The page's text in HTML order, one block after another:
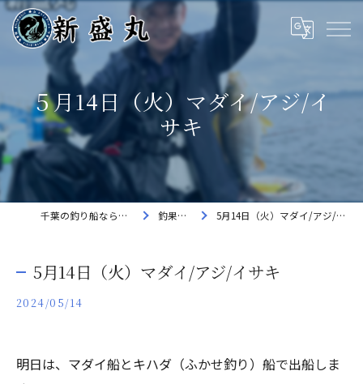
５月14日（火）マダイ/アジ/イ
サキ
千葉の釣り船なら新盛丸 釣果速報 5月14日（火）マダイ/アジ/イサキ
5月14日（火）マダイ/アジ/イサキ
2024/05/14
明日は、マダイ船とキハダ（ふかせ釣り）船で出船しま